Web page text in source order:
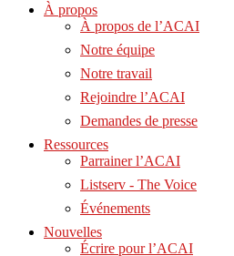
À propos
À propos de l’ACAI
Notre équipe
Notre travail
Rejoindre l’ACAI
Demandes de presse
Ressources
Parrainer l’ACAI
Listserv - The Voice
Événements
Nouvelles
Écrire pour l’ACAI